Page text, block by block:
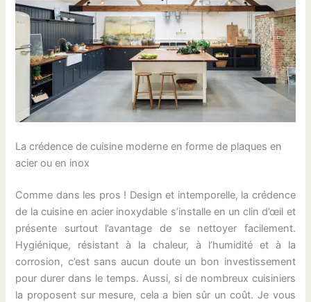
La crédence de cuisine moderne en forme de plaques en
acier ou en inox
Comme dans les pros ! Design et intemporelle, la crédence
de la cuisine en acier inoxydable s’installe en un clin d’œil et
présente surtout l’avantage de se nettoyer facilement.
Hygiénique, résistant à la chaleur, à l’humidité et à la
corrosion, c’est sans aucun doute un bon investissement
pour durer dans le temps. Aussi, si de nombreux cuisiniers
la proposent sur mesure, cela a bien sûr un coût. Je vous